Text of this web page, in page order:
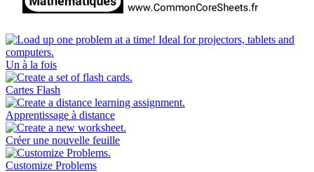
Un à la fois
Cartes Flash
Apprentissage à distance
Créer une nouvelle feuille
Customize Problems